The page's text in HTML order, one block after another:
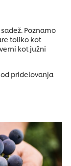
Poznamo
toliko kot
kot južni
pridelovanja